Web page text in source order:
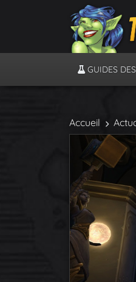
GUIDES
Accueil